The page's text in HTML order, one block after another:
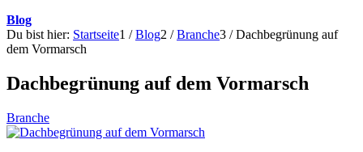
Blog
Du bist hier: Startseite1 / Blog2 / Branche3 / Dachbegrünung auf
dem Vormarsch
Dachbegrünung auf dem Vormarsch
Branche